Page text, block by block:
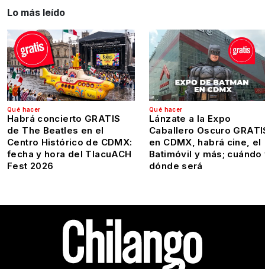
Lo más leído
Qué hacer
Habrá concierto GRATIS
de The Beatles en el
Centro Histórico de CDMX:
fecha y hora del TlacuACH
Fest 2026
Qué hacer
Lánzate a la Expo
Caballero Oscuro
en CDMX, habrá cine, el
Batimóvil y más; cuándo
dónde será